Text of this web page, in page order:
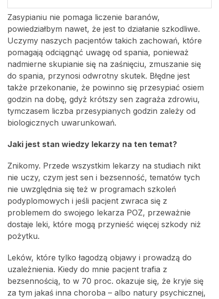
Zasypianiu nie pomaga liczenie baranów,
powiedziałbym nawet, że jest to działanie szkodliwe.
Uczymy naszych pacjentów takich zachowań, które
pomagają odciągnąć uwagę od spania, ponieważ
nadmierne skupianie się na zaśnięciu, zmuszanie się
do spania, przynosi odwrotny skutek. Błędne jest
także przekonanie, że powinno się przesypiać osiem
godzin na dobę, gdyż krótszy sen zagraża zdrowiu,
tymczasem liczba przesypianych godzin zależy od
biologicznych uwarunkowań.
Jaki jest stan wiedzy lekarzy na ten temat?
Znikomy. Przede wszystkim lekarzy na studiach nikt
nie uczy, czym jest sen i bezsenność, tematów tych
nie uwzględnia się też w programach szkoleń
podyplomowych i jeśli pacjent zwraca się z
problemem do swojego lekarza POZ, przeważnie
dostaje leki, które mogą przynieść więcej szkody niż
pożytku.
Leków, które tylko łagodzą objawy i prowadzą do
uzależnienia. Kiedy do mnie pacjent trafia z
bezsennością, to w 70 proc. okazuje się, że kryje się
za tym jakaś inna choroba – albo natury psychicznej,